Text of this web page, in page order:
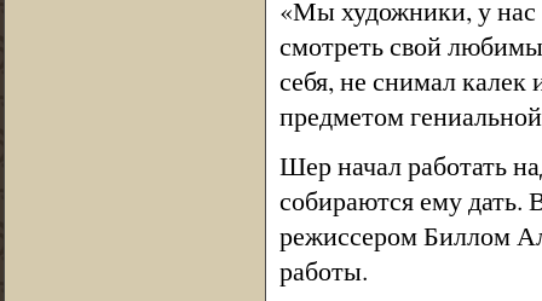
«Мы художники, у нас
смотреть свой
себя, не снимал калек
предметом
Шер начал работать
собираются ему дать.
режиссером Биллом
работы.